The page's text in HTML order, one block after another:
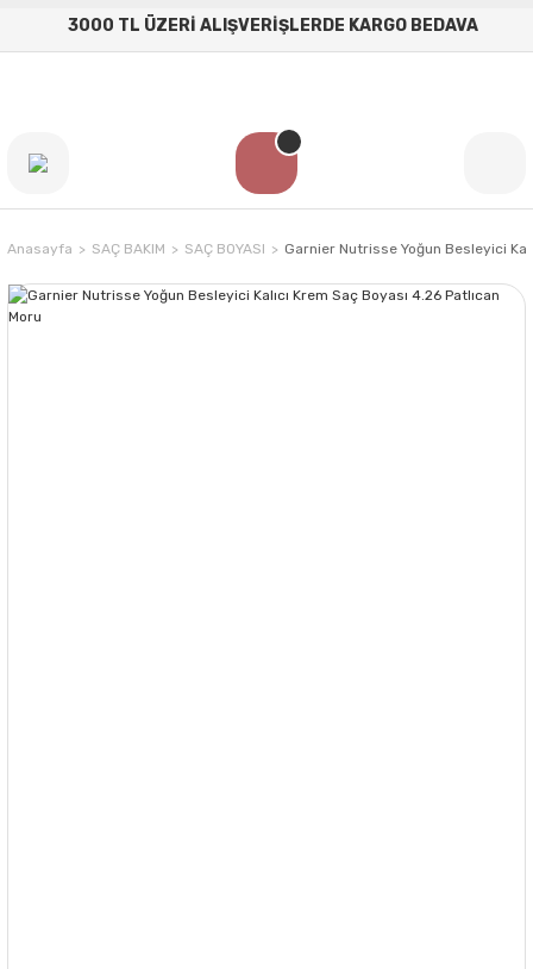
3000 TL ÜZERİ ALIŞVERİŞLERDE KARGO BEDAVA
Anasayfa SAÇ BAKIM SAÇ BOYASI Garnier Nutrisse Yoğun Besleyici